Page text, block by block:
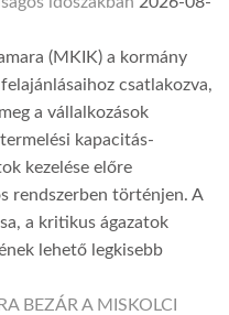
(MKIK) a kormány
csatlakozva,
a vállalkozások
kapacitás-
kezelése előre
rendszerben történjen. A
a kritikus ágazatok
lehető legkisebb
BEZÁR A MISKOLCI